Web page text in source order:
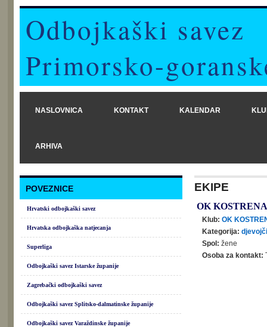
Odbojkaški savez
Primorsko-
NASLOVNICA KONTAKT KALENDAR
ARHIVA
POVEZNICE
Hrvatski odbojkaški savez
Hrvatska odbojkaška natjecanja
Superliga
Odbojkaški savez Istarske županije
Zagrebački odbojkaški savez
Odbojkaški savez Splitsko-dalmatinske županije
Odbojkaški savez Varaždinske županije
EKIPE
OK KOSTRENA
Klub: OK
Kategorija:
Spol: žene
Osoba za kontakt: